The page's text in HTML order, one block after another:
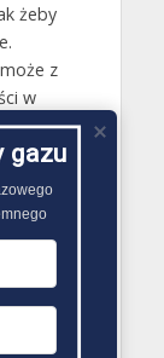
żeby
z
w
na
niż 25%
gazu